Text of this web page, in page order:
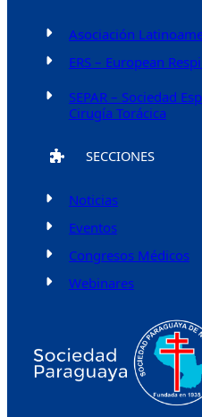
Asociación
ERS – European
SEPAR – Sociedad
Cirugía Torácica
SECCIONES
Noticias
Eventos
Congresos Médicos
Webinares